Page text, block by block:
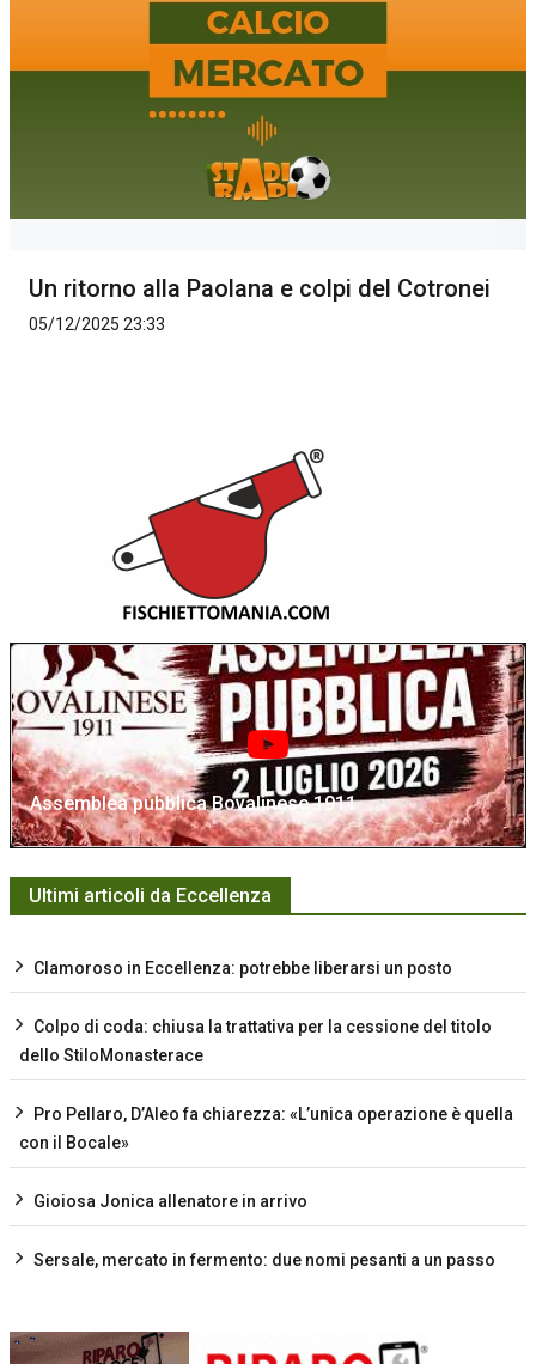
Un ritorno alla Paolana e colpi del Cotronei
05/12/2025 23:33
Assemblea pubblica Bovalinese 1911
Ultimi articoli da Eccellenza
Clamoroso in Eccellenza: potrebbe liberarsi un posto
Colpo di coda: chiusa la trattativa per la cessione del titolo
dello StiloMonasterace
Pro Pellaro, D’Aleo fa chiarezza: «L’unica operazione è quella
con il Bocale»
Gioiosa Jonica allenatore in arrivo
Sersale, mercato in fermento: due nomi pesanti a un passo